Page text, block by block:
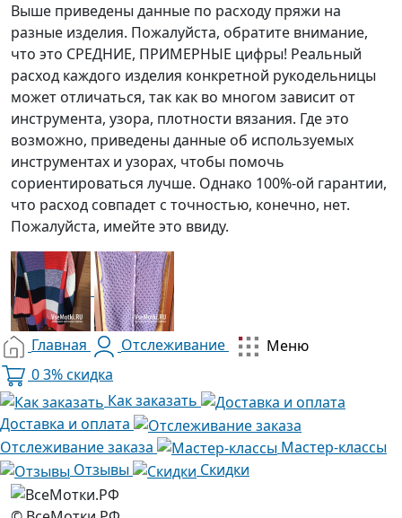
Выше приведены данные по расходу пряжи на
разные изделия. Пожалуйста, обратите внимание,
что это СРЕДНИЕ, ПРИМЕРНЫЕ цифры! Реальный
расход каждого изделия конкретной рукодельницы
может отличаться, так как во многом зависит от
инструмента, узора, плотности вязания. Где это
возможно, приведены данные об используемых
инструментах и узорах, чтобы помочь
сориентироваться лучше. Однако 100%-ой гарантии,
что расход совпадет с точностью, конечно, нет.
Пожалуйста, имейте это ввиду.
Главная Отслеживание
Меню
03% скидка
Как заказать
Доставка и оплата
Отслеживание заказа
Мастер-классы
Отзывы
Скидки